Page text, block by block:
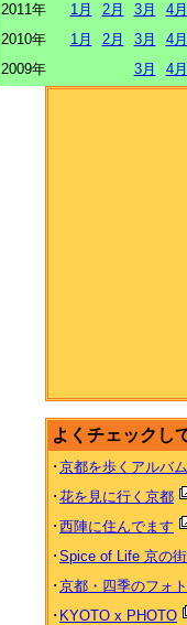
2011年
1月 2月 3月
4月
2010年
1月 2月 3月
4月
2009年
3月 4月
よくチェックし
･京都を歩くアルバム
･花を見に行く京都
･西陣に住んでます
･Spice of Life 京の
･京都・四季のフォ
･ KYOTO x PHOTO